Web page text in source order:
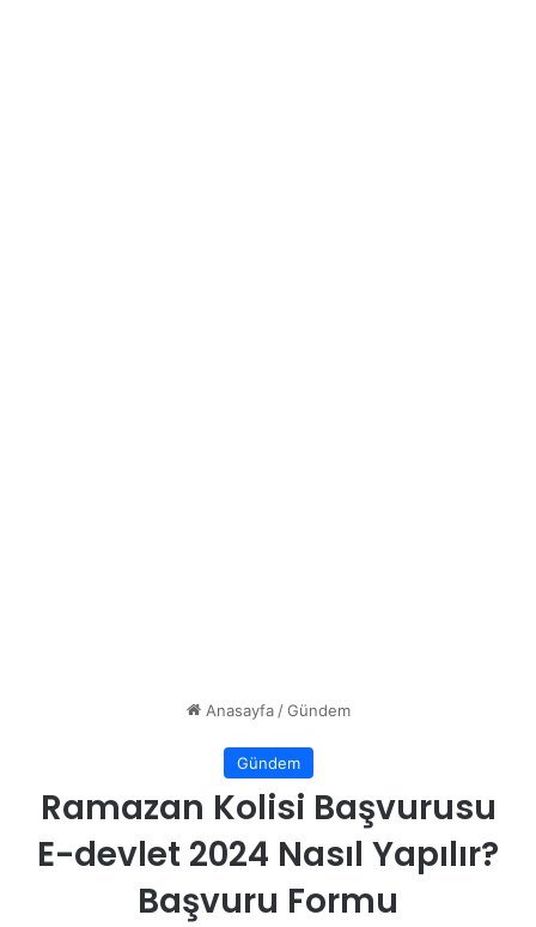
Anasayfa / Gündem
Gündem
Ramazan Kolisi Başvurusu
E-devlet 2024 Nasıl Yapılır?
Başvuru Formu